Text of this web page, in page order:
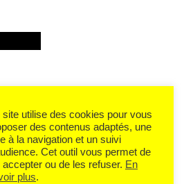
site utilise des cookies pour vous
des contenus adaptés, une
à la navigation et un suivi
Cet outil vous permet de
accepter ou de les refuser. En
plus.